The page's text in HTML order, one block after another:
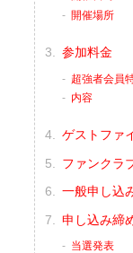
開催場所
参加料金
超強者会員
内容
ゲストファ
ファンクラ
一般申し込
申し込み締
当選発表